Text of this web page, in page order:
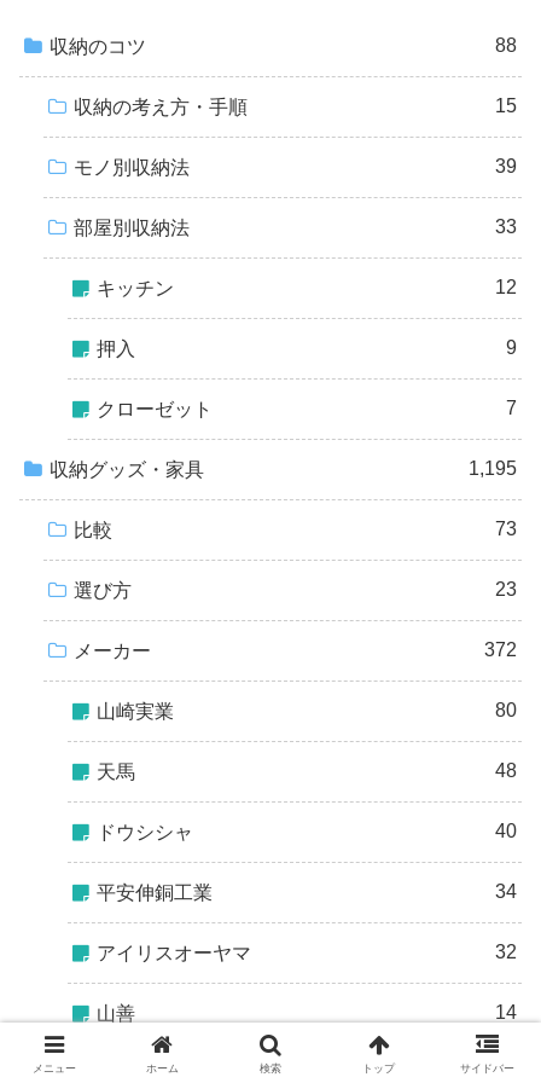
収納のコツ 88
収納の考え方・手順 15
モノ別収納法 39
部屋別収納法 33
キッチン 12
押入 9
クローゼット 7
収納グッズ・家具 1,195
比較 73
選び方 23
メーカー 372
山崎実業 80
天馬 48
ドウシシャ 40
平安伸銅工業 34
アイリスオーヤマ 32
山善 14
東和産業 13
メニュー ホーム 検索 トップ サイドバー